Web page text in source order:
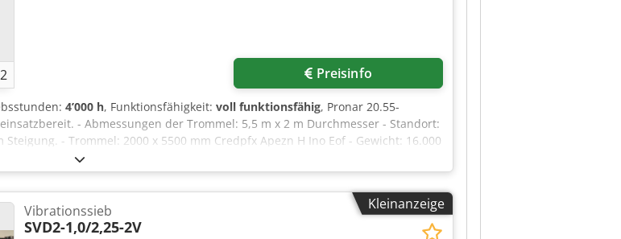
Preisinfo
4’000 h, Funktionsfähigkeit: voll funktionsfähig, Pronar 20.55-
- Abmessungen der Trommel: 5,5 m x 2 m Durchmesser - Standort:
- Trommel: 2000 x 5500 mm Credpfx Apezn H Ino Eof - Gewicht: 16.000
Kleinanzeige
Vibrationssieb
SVD2-1,0/2,25-2V